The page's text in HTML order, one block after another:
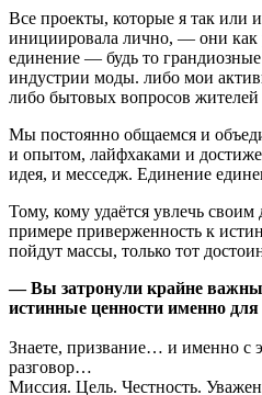
Все проекты, которые я так или
инициировала лично, — они как
единение — будь то
индустрии моды. либо мои
либо бытовых вопросов жителей
Мы постоянно общаемся и
и опытом, лайфхаками и
идея, и месседж. Единение
Тому, кому удаётся увлечь
примере приверженность к
пойдут массы, только тот
— Вы затронули крайне
истинные ценности именно для
Знаете, призвание… и именно с
разговор…
Миссия. Цель. Честность.